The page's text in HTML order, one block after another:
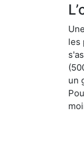
les
un